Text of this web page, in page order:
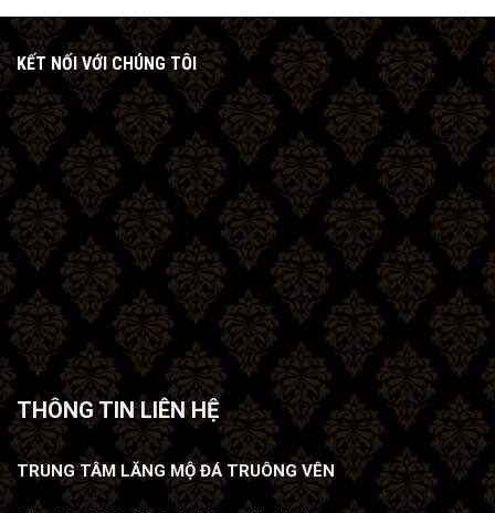
KẾT NỐI VỚI CHÚNG TÔI
THÔNG TIN LIÊN HỆ
TRUNG TÂM LĂNG MỘ ĐÁ TRUÔNG VÊN